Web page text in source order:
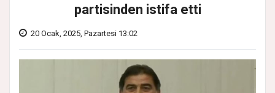
partisinden istifa etti
20 Ocak, 2025, Pazartesi 13:02